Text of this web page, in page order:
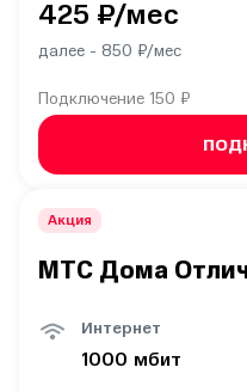
425 ₽/мес
далее - 850 ₽/мес
Подключение 150 ₽
Акция
МТС Дома
Интернет
1000 мбит